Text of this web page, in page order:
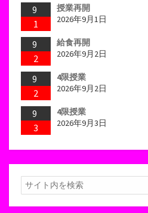
9
1
授業再開
2026年9月1日
9
2
給食再開
2026年9月2日
9
2
4限授業
2026年9月2日
9
3
4限授業
2026年9月3日
検
索